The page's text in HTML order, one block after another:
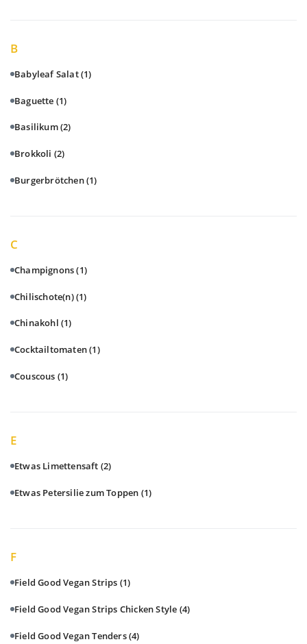
B
Babyleaf Salat(1)
Baguette (1)
Basilikum(2)
Brokkoli (2)
Burgerbrötchen(1)
C
Champignons(1)
Chilischote(n)(1)
Chinakohl (1)
Cocktailtomaten(1)
Couscous (1)
E
Etwas Limettensaft (2)
Etwas Petersilie zum Toppen (1)
F
Field Good Vegan Strips (1)
Field Good Vegan Strips Chicken Style (4)
Field Good Vegan Tenders(4)